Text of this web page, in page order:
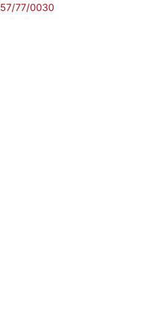
57/77/0030